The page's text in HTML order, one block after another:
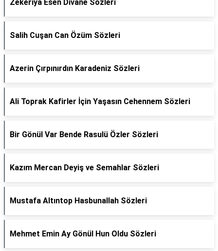
Zekeriya Esen Divane Sözleri
Salih Cuşan Can Özüm Sözleri
Azerin Çırpınırdın Karadeniz Sözleri
Ali Toprak Kafirler İçin Yaşasın Cehennem Sözleri
Bir Gönül Var Bende Rasulü Özler Sözleri
Kazım Mercan Deyiş ve Semahlar Sözleri
Mustafa Altıntop Hasbunallah Sözleri
Mehmet Emin Ay Gönül Hun Oldu Sözleri